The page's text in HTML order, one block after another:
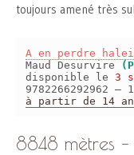
toujours amené très
A en perdre
Maud Desurvire
disponible le 3
9782266292962 –
à partir de 14
8848 mètres